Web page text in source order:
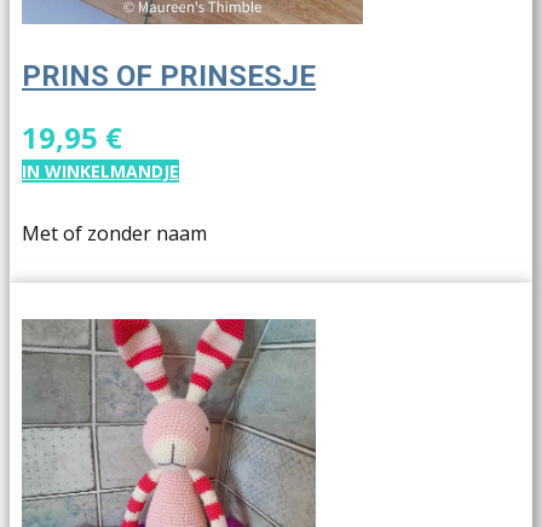
PRINS OF PRINSESJE
19,95 €
IN WINKELMANDJE
Met of zonder naam